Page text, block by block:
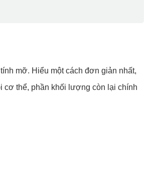
mỡ. Hiểu một cách đơn giản nhất,
cơ thể, phần khối lượng còn lại chính